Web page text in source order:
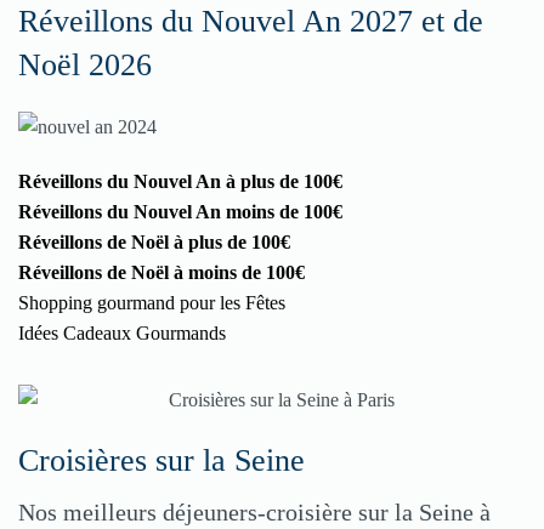
Réveillons du Nouvel An 2027 et de
Noël 2026
Réveillons du Nouvel An à plus de 100€
Réveillons du Nouvel An moins de 100€
Réveillons de Noël à plus de 100€
Réveillons de Noël à moins de 100€
Shopping gourmand pour les Fêtes
Idées Cadeaux Gourmands
Croisières sur la Seine
Nos meilleurs déjeuners-croisière sur la Seine à